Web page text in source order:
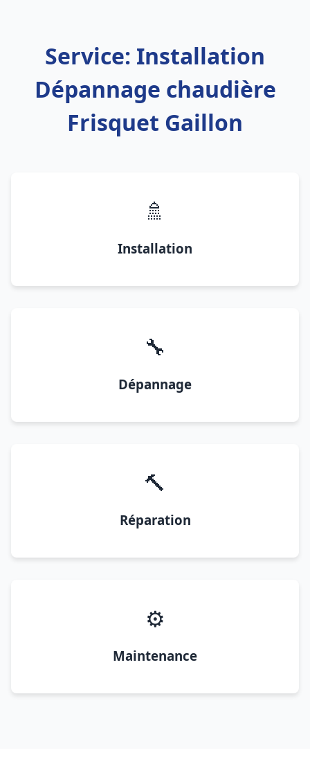
Service: Installation
Dépannage chaudière
Frisquet Gaillon
🚿
Installation
🔧
Dépannage
🔨
Réparation
⚙️
Maintenance